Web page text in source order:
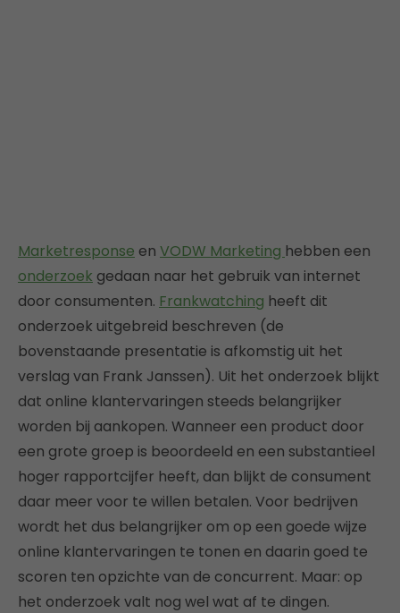
Marketresponse en VODW Marketing hebben een
onderzoek gedaan naar het gebruik van internet
door consumenten. Frankwatching heeft dit
onderzoek uitgebreid beschreven (de
bovenstaande presentatie is afkomstig uit het
verslag van Frank Janssen). Uit het onderzoek blijkt
dat online klantervaringen steeds belangrijker
worden bij aankopen. Wanneer een product door
een grote groep is beoordeeld en een substantieel
hoger rapportcijfer heeft, dan blijkt de consument
daar meer voor te willen betalen. Voor bedrijven
wordt het dus belangrijker om op een goede wijze
online klantervaringen te tonen en daarin goed te
scoren ten opzichte van de concurrent. Maar: op
het onderzoek valt nog wel wat af te dingen.